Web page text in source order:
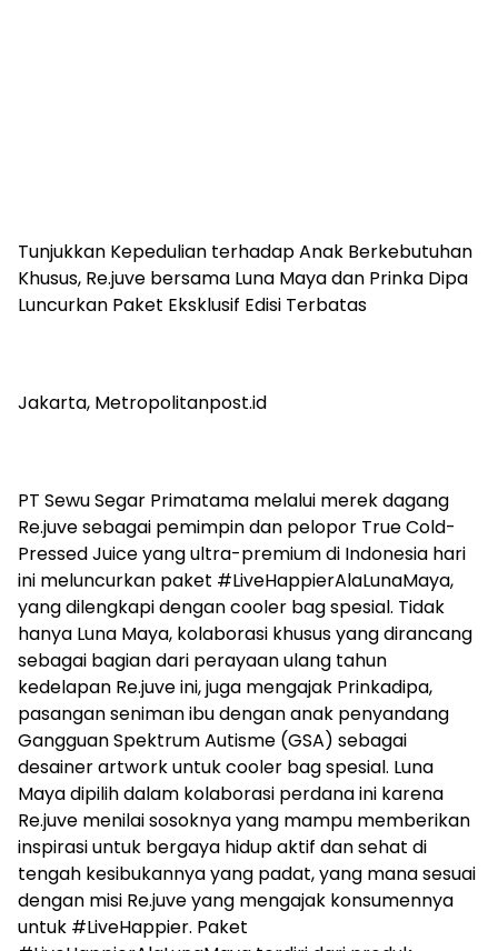
Tunjukkan Kepedulian terhadap Anak Berkebutuhan
Khusus, Re.juve bersama Luna Maya dan Prinka Dipa
Luncurkan Paket Eksklusif Edisi Terbatas
Jakarta, Metropolitanpost.id
PT Sewu Segar Primatama melalui merek dagang
Re.juve sebagai pemimpin dan pelopor True Cold-
Pressed Juice yang ultra-premium di Indonesia hari
ini meluncurkan paket #LiveHappierAlaLunaMaya,
yang dilengkapi dengan cooler bag spesial. Tidak
hanya Luna Maya, kolaborasi khusus yang dirancang
sebagai bagian dari perayaan ulang tahun
kedelapan Re.juve ini, juga mengajak Prinkadipa,
pasangan seniman ibu dengan anak penyandang
Gangguan Spektrum Autisme (GSA) sebagai
desainer artwork untuk cooler bag spesial. Luna
Maya dipilih dalam kolaborasi perdana ini karena
Re.juve menilai sosoknya yang mampu memberikan
inspirasi untuk bergaya hidup aktif dan sehat di
tengah kesibukannya yang padat, yang mana sesuai
dengan misi Re.juve yang mengajak konsumennya
untuk #LiveHappier. Paket